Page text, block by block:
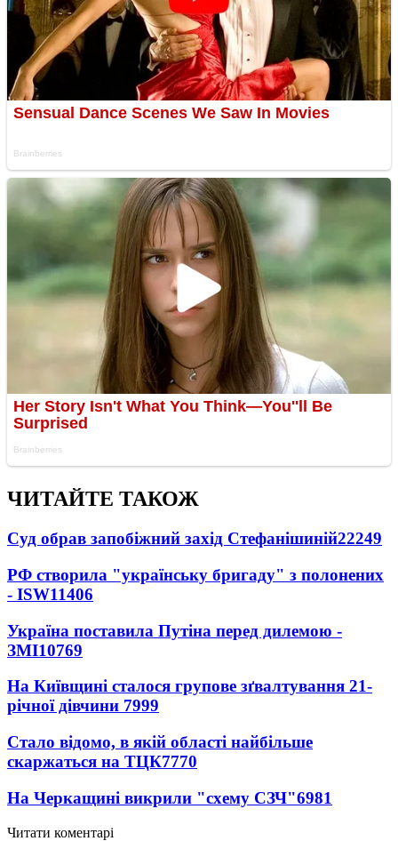
ЧИТАЙТЕ ТАКОЖ
Суд обрав запобіжний захід Стефанішиній22249
РФ створила "українську бригаду" з полонених
- ISW11406
Україна поставила Путіна перед дилемою -
ЗМІ10769
На Київщині сталося групове зґвалтування 21-
річної дівчини 7999
Стало відомо, в якій області найбільше
скаржаться на ТЦК7770
На Черкащині викрили "схему СЗЧ"6981
Читати коментарі